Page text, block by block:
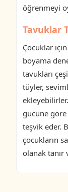
öğrenmeyi
Tavuklar
Çocuklar
boyama
tavukları
tüyler,
gücüne göre
teşvik eder.
çocukların
olanak tanır